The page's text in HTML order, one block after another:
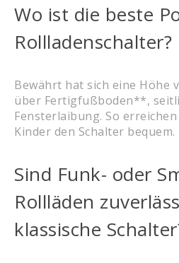
Wo ist die beste
Rollladenschalter?
Bewährt hat sich eine Höhe
über Fertigfußboden**,
Fensterlaibung. So
Kinder den Schalter bequem.
Sind Funk- oder
Rollläden
klassische